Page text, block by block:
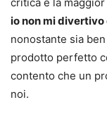
io non mi divertivo
nonostante sia
prodotto perfetto
contento che un
noi.